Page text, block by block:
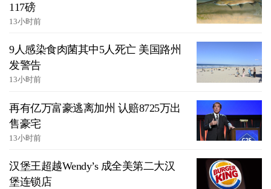
117磅
13小时前
9人感染食肉菌其中5人死亡 美国路州
发警告
13小时前
再有亿万富豪逃离加州 认赔8725万出
售豪宅
13小时前
汉堡王超越Wendy’s 成全美第二大汉
堡连锁店